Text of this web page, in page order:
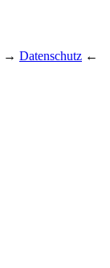
Datenschutz ←